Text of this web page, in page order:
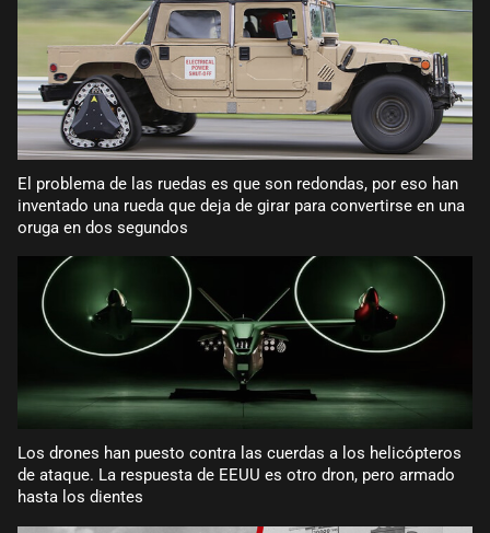
El problema de las ruedas es que son redondas, por eso han
inventado una rueda que deja de girar para convertirse en una
oruga en dos segundos
Los drones han puesto contra las cuerdas a los helicópteros
de ataque. La respuesta de EEUU es otro dron, pero armado
hasta los dientes